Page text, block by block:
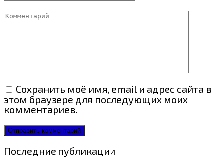
Комментарий
Сохранить моё имя, email и адрес сайта в
этом браузере для последующих моих
комментариев.
Последние публикации